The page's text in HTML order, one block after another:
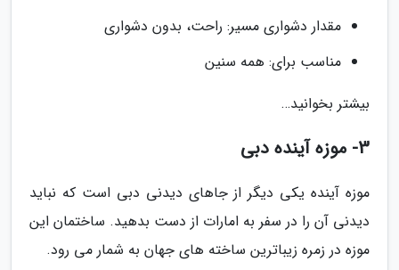
مقدار دشواری مسیر: راحت، بدون دشواری
مناسب برای: همه سنین
بیشتر بخوانید…
3- موزه آینده دبی
موزه آینده یکی دیگر از جاهای دیدنی دبی است که نباید
دیدنی آن را در سفر به امارات از دست بدهید. ساختمان این
موزه در زمره زیباترین ساخته های جهان به شمار می رود.